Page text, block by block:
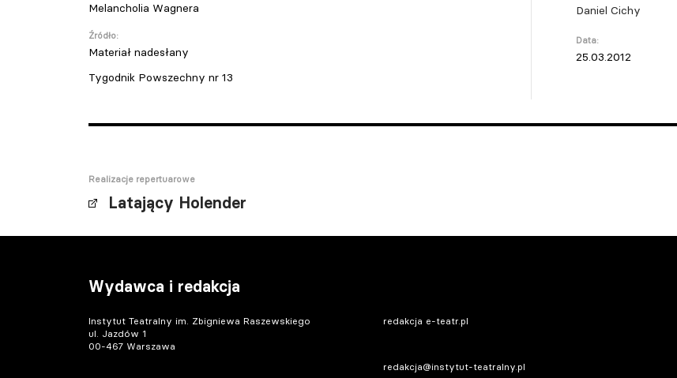
Melancholia Wagnera
Źródło:
Materiał nadesłany
Tygodnik Powszechny nr 13
Daniel Cichy
Data:
25.03.2012
Realizacje repertuarowe
Latający Holender
Wydawca i redakcja
Instytut Teatralny im. Zbigniewa Raszewskiego
ul. Jazdów 1
00-467 Warszawa
redakcja e-teatr.pl
redakcja@instytut-teatralny.pl